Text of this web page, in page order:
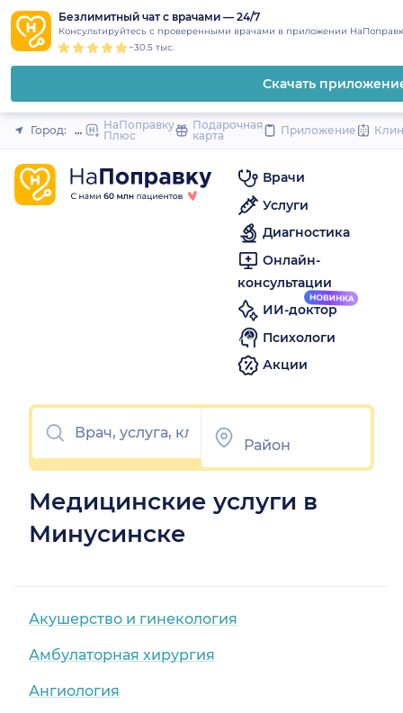
content
Безлимитный чат с врачами — 24/7
Консультируйтесь с проверенными врачами в приложении
~30.5 тыс.
Скачать
Закрыть
Город: МинусинскНаПоправку
Плюс
Подарочная
карта
Приложение
Врачи
Услуги
Диагностика
Онлайн-
консультации
ИИ-доктор
Психологи
Акции
Медицинские услуги в
Минусинске
Акушерство и гинекология
Амбулаторная хирургия
Ангиология